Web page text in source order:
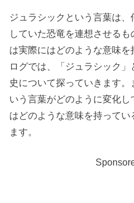
ジュラシックという言葉は
していた恐竜を連想させる
は実際にはどのような意味
ログでは、「ジュラシック
史について探っていきます
いう言葉がどのように変化
はどのような意味を持って
ます。